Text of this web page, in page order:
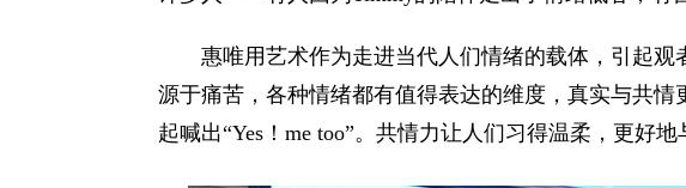
惠唯用艺术作为走进当代人们情绪的载体，引起
源于痛苦，各种情绪都有值得表达的维度，真实与共
起喊出“Yes！me too”。共情力让人们习得温柔，更好地